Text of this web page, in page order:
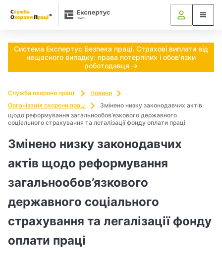
Система Експертус Безпека праці. Страхові виплати від
нещасного випадку: права потерпілих і обов’язки
роботодавця →
Служба охорони праці
Новини
Організація охорони праці
Змінено низку законодавчих актів
щодо реформування загальнообов’язкового державного
соціального страхування та легалізації фонду оплати праці
Змінено низку законодавчих
актів щодо реформування
загальнообов’язкового
державного соціального
страхування та легалізації фонду
оплати праці
Ч
о
т
р
н
в
п
р